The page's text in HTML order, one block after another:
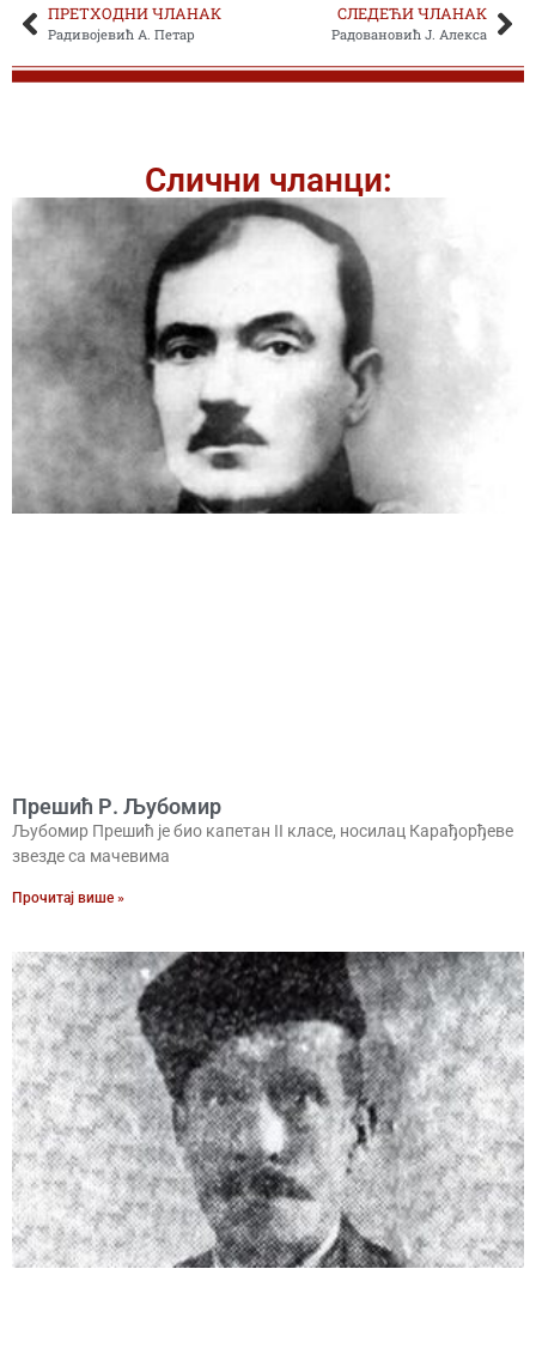
ПРЕТХОДНИ ЧЛАНАК
Радивојевић А. Петар
СЛЕДЕЋИ ЧЛАНАК
Радовановић Ј. Алекса
Слични чланци:
Прешић Р. Љубомир
Љубомир Прешић је био капетан II класе, носилац Карађорђеве
звезде са мачевима
Прочитај више »